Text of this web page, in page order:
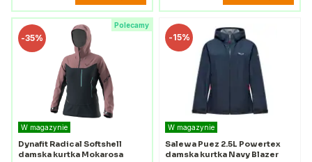
Polecamy
-35%
W magazynie
Dynafit Radical Softshell
damska kurtka Mokarosa
-15%
W magazynie
Salewa Puez 2.5L Powertex
damska kurtka Navy Blazer